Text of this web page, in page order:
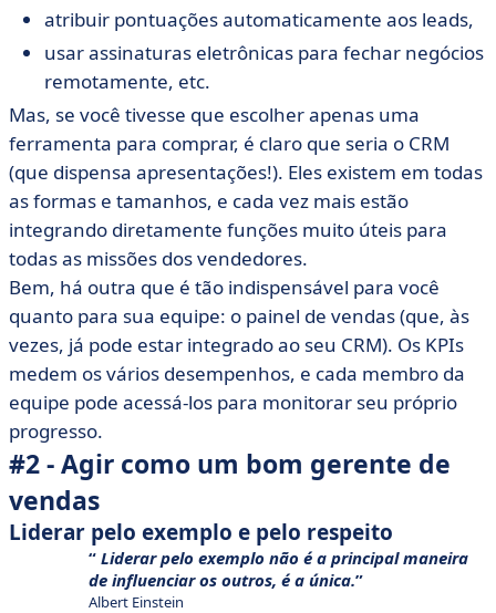
atribuir pontuações automaticamente aos leads,
usar assinaturas eletrônicas para fechar negócios
remotamente, etc.
Mas, se você tivesse que escolher apenas uma
ferramenta para comprar, é claro que seria o CRM
(que dispensa apresentações!). Eles existem em todas
as formas e tamanhos, e cada vez mais estão
integrando diretamente funções muito úteis para
todas as missões dos vendedores.
Bem, há outra que é tão indispensável para você
quanto para sua equipe: o painel de vendas (que, às
vezes, já pode estar integrado ao seu CRM). Os KPIs
medem os vários desempenhos, e cada membro da
equipe pode acessá-los para monitorar seu próprio
progresso.
#2 - Agir como um bom gerente de
vendas
Liderar pelo exemplo e pelo respeito
Liderar pelo exemplo não é a principal maneira
de influenciar os outros, é a única.
Albert Einstein